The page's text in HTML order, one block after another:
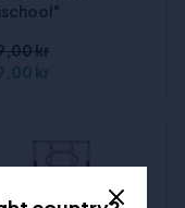
kr
kr